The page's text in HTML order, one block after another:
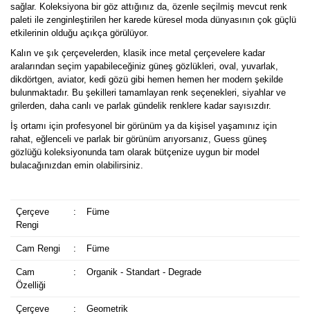
sağlar. Koleksiyona bir göz attığınız da, özenle seçilmiş mevcut renk
paleti ile zenginleştirilen her karede küresel moda dünyasının çok güçlü
etkilerinin olduğu açıkça görülüyor.
Kalın ve şık çerçevelerden, klasik ince metal çerçevelere kadar
aralarından seçim yapabileceğiniz güneş gözlükleri, oval, yuvarlak,
dikdörtgen, aviator, kedi gözü gibi hemen hemen her modern şekilde
bulunmaktadır. Bu şekilleri tamamlayan renk seçenekleri, siyahlar ve
grilerden, daha canlı ve parlak gündelik renklere kadar sayısızdır.
İş ortamı için profesyonel bir görünüm ya da kişisel yaşamınız için
rahat, eğlenceli ve parlak bir görünüm arıyorsanız, Guess güneş
gözlüğü koleksiyonunda tam olarak bütçenize uygun bir model
bulacağınızdan emin olabilirsiniz.
Çerçeve
Rengi
: Füme
Cam Rengi : Füme
Cam
Özelliği
: Organik - Standart - Degrade
Çerçeve
: Geometrik